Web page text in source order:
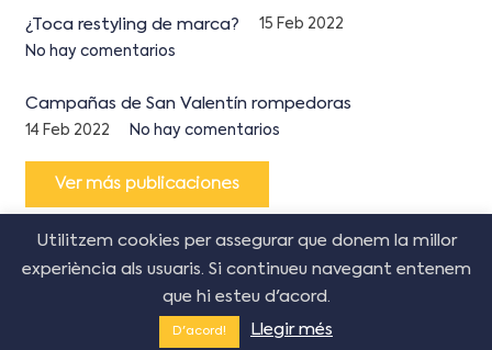
¿Toca restyling de marca?
15 Feb 2022
No hay comentarios
Campañas de San Valentín rompedoras
14 Feb 2022 No hay comentarios
Ver más publicaciones
© Copyright Creative Corner Agency
Avís legal |Política de privacitat
Utilitzem cookies per assegurar que donem la millor
experiència als usuaris. Si continueu navegant entenem
que hi esteu d'acord.
D'acord! Llegir més